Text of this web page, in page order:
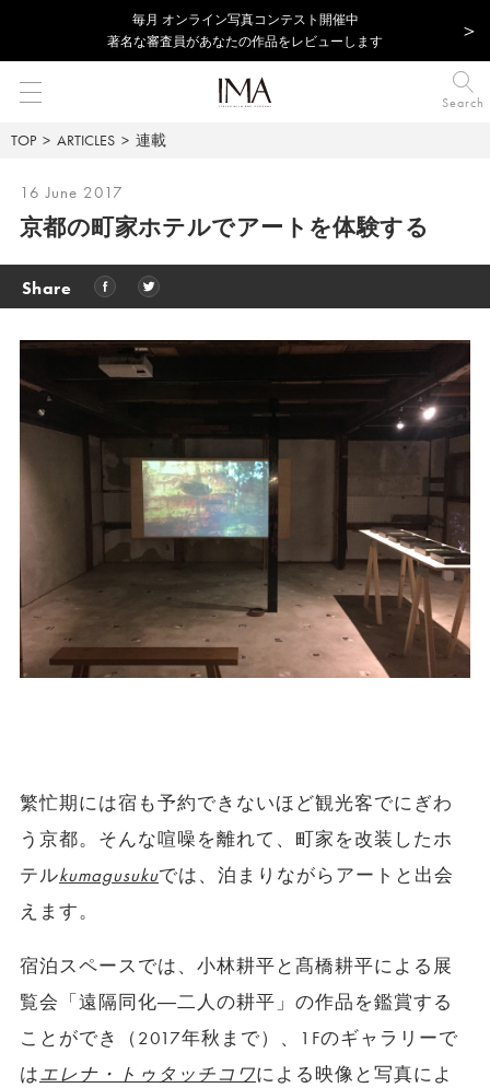
毎⽉ オンライン写真コンテスト開催中
著名な審査員があなたの作品をレビューします
Search
TOP ARTICLES 連載
16 June 2017
京都の町家ホテルでアートを体験する
Share
繁忙期には宿も予約できないほど観光客でにぎわ
う京都。そんな喧噪を離れて、町家を改装したホ
テルkumagusukuでは、泊まりながらアートと出会
えます。
宿泊スペースでは、小林耕平と髙橋耕平による展
覧会「遠隔同化―二人の耕平」の作品を鑑賞する
ことができ（2017年秋まで）、1Fのギャラリーで
はエレナ・トゥタッチコワによる映像と写真によ